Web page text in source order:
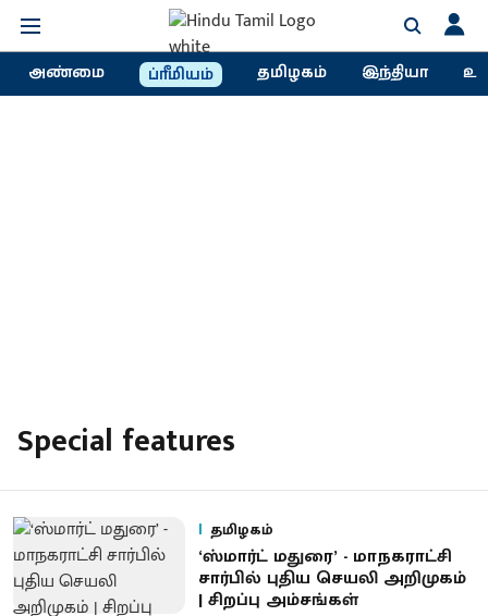
அண்மை ப்ரீமியம் தமிழகம் இந்தியா
Special features
தமிழகம்
‘ஸ்மார்ட் மதுரை’ - மாநகராட்சி
சார்பில் புதிய செயலி அறிமுகம்
| சிறப்பு அம்சங்கள்